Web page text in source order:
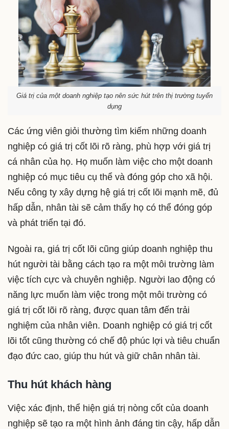
Giá trị của một doanh nghiệp tạo nên sức hút trên thị trường tuyển
dụng
Các ứng viên giỏi thường tìm kiếm những doanh
nghiệp có giá trị cốt lõi rõ ràng, phù hợp với giá trị
cá nhân của họ. Họ muốn làm việc cho một doanh
nghiệp có mục tiêu cụ thể và đóng góp cho xã hội.
Nếu công ty xây dựng hệ giá trị cốt lõi mạnh mẽ, đủ
hấp dẫn, nhân tài sẽ cảm thấy họ có thể đóng góp
và phát triển tại đó.
Ngoài ra, giá trị cốt lõi cũng giúp doanh nghiệp thu
hút người tài bằng cách tạo ra một môi trường làm
việc tích cực và chuyên nghiệp. Người lao động có
năng lực muốn làm việc trong một môi trường có
giá trị cốt lõi rõ ràng, được quan tâm đến trải
nghiệm của nhân viên. Doanh nghiệp có giá trị cốt
lõi tốt cũng thường có chế độ phúc lợi và tiêu chuẩn
đạo đức cao, giúp thu hút và giữ chân nhân tài.
Thu hút khách hàng
Việc xác định, thể hiện giá trị nòng cốt của doanh
nghiệp sẽ tạo ra một hình ảnh đáng tin cậy, hấp dẫn